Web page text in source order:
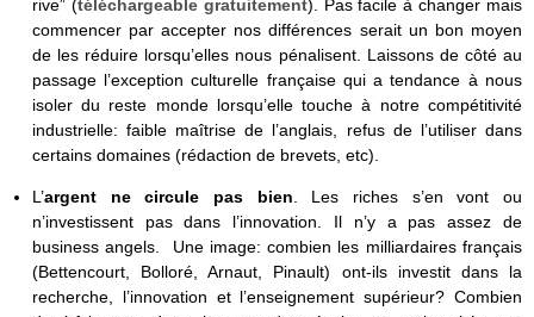
rive” (téléchargeable gratuitement). Pas facile à changer mais
commencer par accepter nos différences serait un bon moyen
de les réduire lorsqu’elles nous pénalisent. Laissons de côté au
passage l’exception culturelle française qui a tendance à nous
isoler du reste monde lorsqu’elle touche à notre compétitivité
industrielle: faible maîtrise de l’anglais, refus de l’utiliser dans
certains domaines (rédaction de brevets, etc).
L’argent ne circule pas bien. Les riches s’en vont ou
n’investissent pas dans l’innovation. Il n’y a pas assez de
business angels. Une image: combien les milliardaires français
(Bettencourt, Bolloré, Arnaut, Pinault) ont-ils investit dans la
recherche, l’innovation et l’enseignement supérieur? Combien